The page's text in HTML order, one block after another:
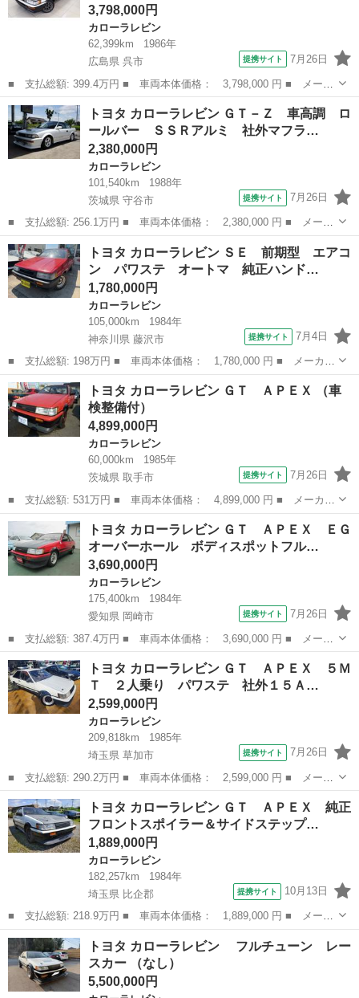
3,798,000円
カローラレビン
62,399km
1986年
広島県 呉市
提携サイト 7月26日
■ 支払総額: 399.4万円 ■ 車両本体価格： 3,798,000 円 ■ メーカ
ー名： トヨタ ■ 車種名： カローラレビン ■ グレード名： Ｇ
Ｔ ＡＰＥＸ 社外マフラー ワタナベ１５インチアルミ ローダウ
ン ■ ...
広島 呉市 カローラレビン
トヨタ カローラレビン ＧＴ－Ｚ 車高調 ロ
ールバー ＳＳＲアルミ 社外マフラ…
2,380,000円
カローラレビン
101,540km
1988年
茨城県 守谷市
提携サイト 7月26日
■ 支払総額: 256.1万円 ■ 車両本体価格： 2,380,000 円 ■ メーカ
ー名： トヨタ ■ 車種名： カローラレビン ■ グレード名： Ｇ
Ｔ－Ｚ 車高調 ロールバー ＳＳＲアルミ 社外マフラー 社外エ
キマニ ...
茨城 守谷市 カローラレビン
トヨタ カローラレビン ＳＥ 前期型 エアコ
ン パワステ オートマ 純正ハンド…
1,780,000円
カローラレビン
105,000km
1984年
神奈川県 藤沢市
提携サイト 7月4日
■ 支払総額: 198万円 ■ 車両本体価格： 1,780,000 円 ■ メーカー
名： トヨタ ■ 車種名： カローラレビン ■ グレード名： Ｓ
Ｅ 前期型 エアコン パワステ オートマ 純正ハンドル エアロ
ダイナミック...
神奈川 藤沢市 カローラレビン
トヨタ カローラレビン ＧＴ ＡＰＥＸ （車
検整備付）
4,899,000円
カローラレビン
60,000km
1985年
茨城県 取手市
提携サイト 7月26日
■ 支払総額: 531万円 ■ 車両本体価格： 4,899,000 円 ■ メーカー
名： トヨタ ■ 車種名： カローラレビン ■ グレード名： Ｇ
Ｔ ＡＰＥＸ ■ 排気量： 1600cc ■ ドア枚数： 3D ■ ミッシ...
茨城 取手市 カローラレビン
トヨタ カローラレビン ＧＴ ＡＰＥＸ ＥＧ
オーバーホール ボディスポットフル…
3,690,000円
カローラレビン
175,400km
1984年
愛知県 岡崎市
提携サイト 7月26日
■ 支払総額: 387.4万円 ■ 車両本体価格： 3,690,000 円 ■ メーカ
ー名： トヨタ ■ 車種名： カローラレビン ■ グレード名： Ｇ
Ｔ ＡＰＥＸ ＥＧオーバーホール ボディスポットフル補強 エン
ジンオー...
愛知 岡崎市 カローラレビン
トヨタ カローラレビン ＧＴ ＡＰＥＸ ５Ｍ
Ｔ ２人乗り パワステ 社外１５Ａ…
2,599,000円
カローラレビン
209,818km
1985年
埼玉県 草加市
提携サイト 7月26日
■ 支払総額: 290.2万円 ■ 車両本体価格： 2,599,000 円 ■ メーカ
ー名： トヨタ ■ 車種名： カローラレビン ■ グレード名： Ｇ
Ｔ ＡＰＥＸ ５ＭＴ ２人乗り パワステ 社外１５ＡＷ ■ 排気
量： ...
埼玉 草加市 カローラレビン
トヨタ カローラレビン ＧＴ ＡＰＥＸ 純正
フロントスポイラー＆サイドステップ…
1,889,000円
カローラレビン
182,257km
1984年
埼玉県 比企郡
提携サイト 10月13日
■ 支払総額: 218.9万円 ■ 車両本体価格： 1,889,000 円 ■ メーカ
ー名： トヨタ ■ 車種名： カローラレビン ■ グレード名： Ｇ
Ｔ ＡＰＥＸ 純正フロントスポイラー＆サイドステップ装着 ■ 排
気量：...
埼玉 比企郡 カローラレビン
トヨタ カローラレビン フルチューン レー
スカー （なし）
5,500,000円